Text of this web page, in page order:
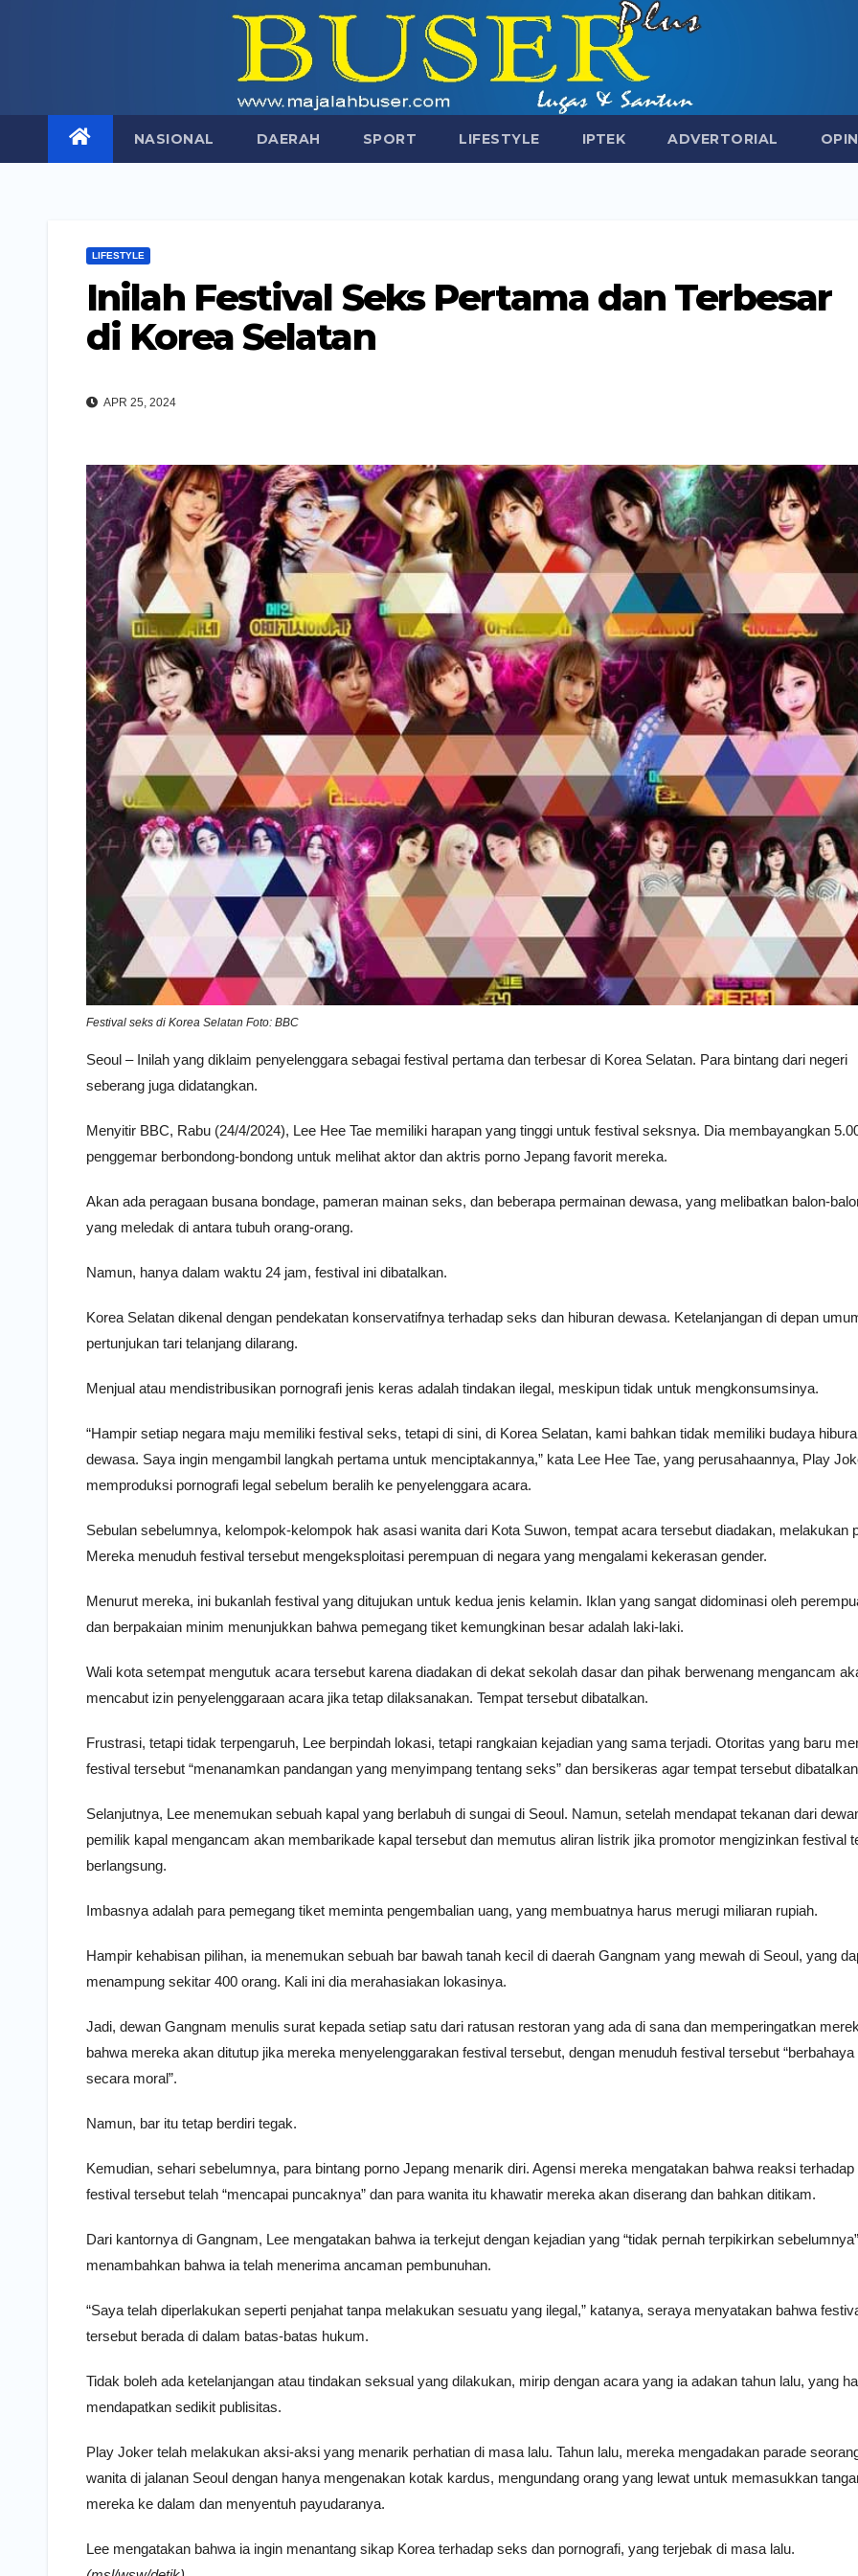
NASIONAL DAERAH SPORT LIFESTYLE IPTEK ADVERTORIAL
LIFESTYLE
Inilah Festival Seks Pertama dan Terbesar
di Korea Selatan
APR 25, 2024
Festival seks di Korea Selatan Foto: BBC
Seoul – Inilah yang diklaim penyelenggara sebagai festival pertama dan terbesar di Korea Selatan. Para bintang dari negeri
seberang juga didatangkan.
Menyitir BBC, Rabu (24/4/2024), Lee Hee Tae memiliki harapan yang tinggi untuk festival seksnya. Dia membayangkan
penggemar berbondong-bondong untuk melihat aktor dan aktris porno Jepang favorit mereka.
Akan ada peragaan busana bondage, pameran mainan seks, dan beberapa permainan dewasa, yang melibatkan balon-
yang meledak di antara tubuh orang-orang.
Namun, hanya dalam waktu 24 jam, festival ini dibatalkan.
Korea Selatan dikenal dengan pendekatan konservatifnya terhadap seks dan hiburan dewasa. Ketelanjangan di depan
pertunjukan tari telanjang dilarang.
Menjual atau mendistribusikan pornografi jenis keras adalah tindakan ilegal, meskipun tidak untuk mengkonsumsinya.
“Hampir setiap negara maju memiliki festival seks, tetapi di sini, di Korea Selatan, kami bahkan tidak memiliki budaya
dewasa. Saya ingin mengambil langkah pertama untuk menciptakannya,” kata Lee Hee Tae, yang perusahaannya, Play
memproduksi pornografi legal sebelum beralih ke penyelenggara acara.
Sebulan sebelumnya, kelompok-kelompok hak asasi wanita dari Kota Suwon, tempat acara tersebut diadakan, melakukan
Mereka menuduh festival tersebut mengeksploitasi perempuan di negara yang mengalami kekerasan gender.
Menurut mereka, ini bukanlah festival yang ditujukan untuk kedua jenis kelamin. Iklan yang sangat didominasi oleh
dan berpakaian minim menunjukkan bahwa pemegang tiket kemungkinan besar adalah laki-laki.
Wali kota setempat mengutuk acara tersebut karena diadakan di dekat sekolah dasar dan pihak berwenang mengancam
mencabut izin penyelenggaraan acara jika tetap dilaksanakan. Tempat tersebut dibatalkan.
Frustrasi, tetapi tidak terpengaruh, Lee berpindah lokasi, tetapi rangkaian kejadian yang sama terjadi. Otoritas yang baru
festival tersebut “menanamkan pandangan yang menyimpang tentang seks” dan bersikeras agar tempat tersebut
Selanjutnya, Lee menemukan sebuah kapal yang berlabuh di sungai di Seoul. Namun, setelah mendapat tekanan dari
pemilik kapal mengancam akan membarikade kapal tersebut dan memutus aliran listrik jika promotor mengizinkan festival
berlangsung.
Imbasnya adalah para pemegang tiket meminta pengembalian uang, yang membuatnya harus merugi miliaran rupiah.
Hampir kehabisan pilihan, ia menemukan sebuah bar bawah tanah kecil di daerah Gangnam yang mewah di Seoul, yang
menampung sekitar 400 orang. Kali ini dia merahasiakan lokasinya.
Jadi, dewan Gangnam menulis surat kepada setiap satu dari ratusan restoran yang ada di sana dan memperingatkan
bahwa mereka akan ditutup jika mereka menyelenggarakan festival tersebut, dengan menuduh festival tersebut “berbahaya
secara moral”.
Namun, bar itu tetap berdiri tegak.
Kemudian, sehari sebelumnya, para bintang porno Jepang menarik diri. Agensi mereka mengatakan bahwa reaksi terhadap
festival tersebut telah “mencapai puncaknya” dan para wanita itu khawatir mereka akan diserang dan bahkan ditikam.
Dari kantornya di Gangnam, Lee mengatakan bahwa ia terkejut dengan kejadian yang “tidak pernah terpikirkan
menambahkan bahwa ia telah menerima ancaman pembunuhan.
“Saya telah diperlakukan seperti penjahat tanpa melakukan sesuatu yang ilegal,” katanya, seraya menyatakan bahwa
tersebut berada di dalam batas-batas hukum.
Tidak boleh ada ketelanjangan atau tindakan seksual yang dilakukan, mirip dengan acara yang ia adakan tahun lalu, yang
mendapatkan sedikit publisitas.
Play Joker telah melakukan aksi-aksi yang menarik perhatian di masa lalu. Tahun lalu, mereka mengadakan parade
wanita di jalanan Seoul dengan hanya mengenakan kotak kardus, mengundang orang yang lewat untuk memasukkan
mereka ke dalam dan menyentuh payudaranya.
Lee mengatakan bahwa ia ingin menantang sikap Korea terhadap seks dan pornografi, yang terjebak di masa lalu.